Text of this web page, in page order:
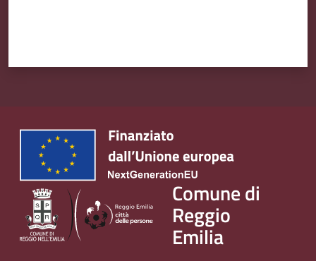
Comune di
Reggio
Emilia